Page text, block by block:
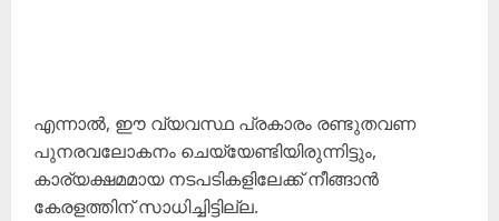
എന്നാൽ, ഈ വ്യവസ്ഥ പ്രകാരം രണ്ടുതവണ
പുനരവലോകനം ചെയ്യേണ്ടിയിരുന്നിട്ടും,
കാര്യക്ഷമമായ നടപടികളിലേക്ക് നീങ്ങാൻ
കേരളത്തിന് സാധിച്ചിട്ടില്ല.